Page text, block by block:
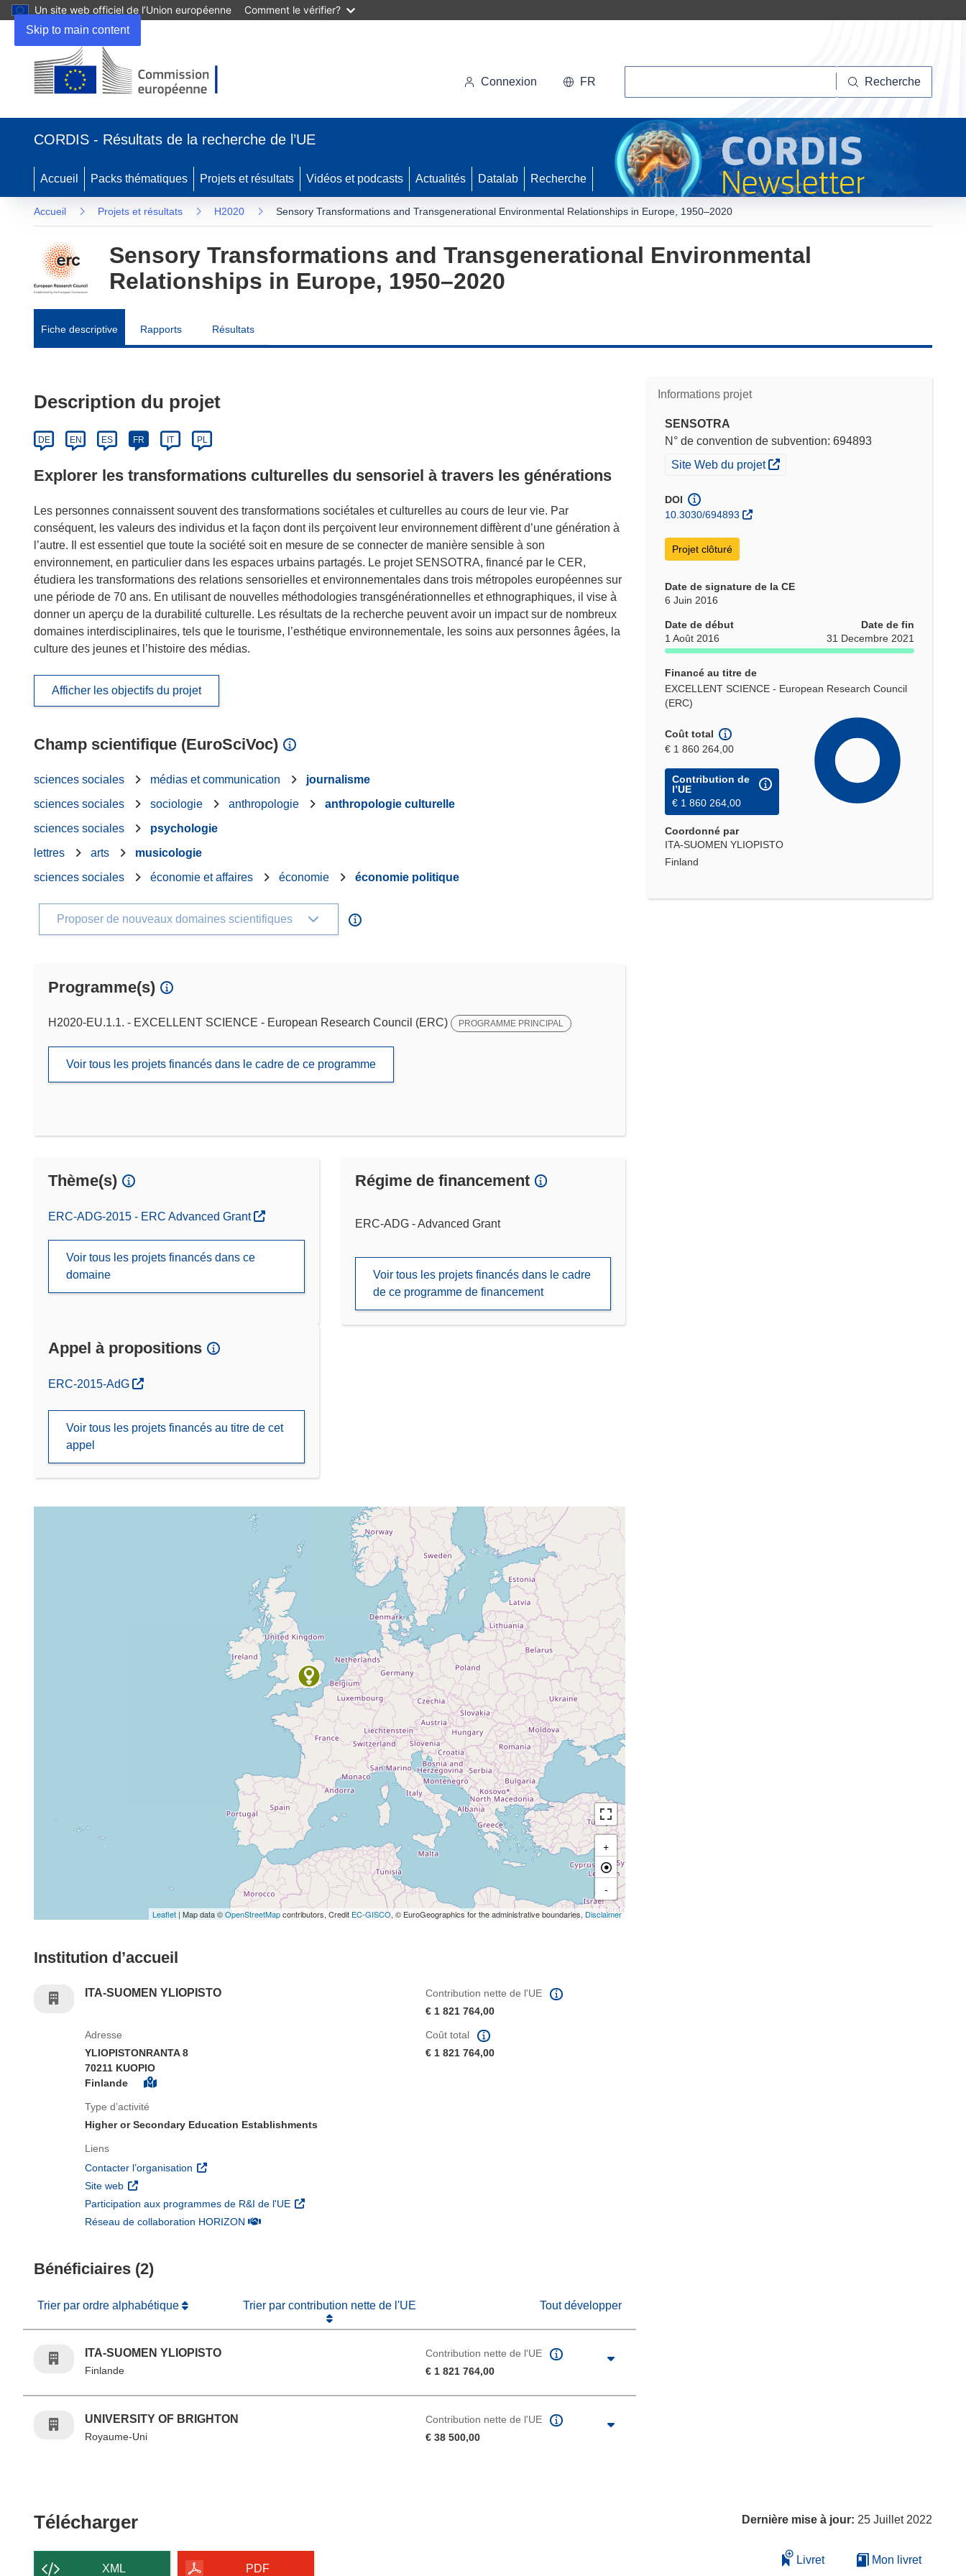
Skip to main content
Un site web officiel de l’Union européenne Comment le vérifier?
Connexion FR Recherche
CORDIS - Résultats de la recherche de l’UE
Accueil Packs thématiques Projets et résultats Vidéos et podcasts Actualités Datalab Recherche
Accueil Projets et résultats H2020 Sensory Transformations and Transgenerational Environmental Relationships in Europe, 1950–2020
Sensory Transformations and Transgenerational Environmental
Relationships in Europe, 1950–2020
Fiche descriptive Rapports Résultats
Informations projet
SENSOTRA
N° de convention de subvention: 694893
(s’ouvre dans une nouvelle fenêtre)
Site Web du projet
DOI
10.3030/694893
Projet clôturé
Date de signature de la CE
6 Juin 2016
Date de début
1 Août 2016
Date de fin
31 Decembre 2021
Financé au titre de
EXCELLENT SCIENCE - European Research Council
(ERC)
Coût total
€ 1 860 264,00
Contribution de
l’UE
€ 1 860 264,00
Coordonné par
ITA-SUOMEN YLIOPISTO
Finland
Description du projet
DE EN ES FR IT PL
Explorer les transformations culturelles du sensoriel à travers les générations
Les personnes connaissent souvent des transformations sociétales et culturelles au cours de leur vie. Par
conséquent, les valeurs des individus et la façon dont ils perçoivent leur environnement diffèrent d’une génération à
l’autre. Il est essentiel que toute la société soit en mesure de se connecter de manière sensible à son
environnement, en particulier dans les espaces urbains partagés. Le projet SENSOTRA, financé par le CER,
étudiera les transformations des relations sensorielles et environnementales dans trois métropoles européennes sur
une période de 70 ans. En utilisant de nouvelles méthodologies transgénérationnelles et ethnographiques, il vise à
donner un aperçu de la durabilité culturelle. Les résultats de la recherche peuvent avoir un impact sur de nombreux
domaines interdisciplinaires, tels que le tourisme, l’esthétique environnementale, les soins aux personnes âgées, la
culture des jeunes et l’histoire des médias.
Afficher les objectifs du projet
Champ scientifique (EuroSciVoc)
sciences sociales médias et communication
journalisme
sciences sociales
sociologie anthropologie
anthropologie culturelle
sciences sociales
psychologie
lettres
arts
musicologie
sciences sociales
économie et affaires économie économie politique
Proposer de nouveaux domaines scientifiques
Programme(s)
H2020-EU.1.1. - EXCELLENT SCIENCE - European Research Council (ERC) PROGRAMME PRINCIPAL
Voir tous les projets financés dans le cadre de ce programme
Thème(s)
ERC-ADG-2015 - ERC Advanced Grant
Voir tous les projets financés dans ce
domaine
Régime de financement
ERC-ADG - Advanced Grant
Voir tous les projets financés dans le cadre
de ce programme de financement
Appel à propositions
(s’ouvre dans une nouvelle fenêtre)
ERC-2015-AdG
Voir tous les projets financés au titre de cet
appel
+
-
Leaflet | Map data ©OpenStreetMapcontributors, Credit EC-GISCO, © EuroGeographics for the administrative boundaries, Disclaimer
Institution d’accueil
ITA-SUOMEN YLIOPISTO
Contribution nette de l'UE
€ 1 821 764,00
Adresse
YLIOPISTONRANTA 8
70211 KUOPIO
Finlande
Type d’activité
Higher or Secondary Education Establishments
Liens
Contacter l’organisation (s’ouvre dans une nouvelle fenêtre)
Site web (s’ouvre dans une nouvelle fenêtre)
Participation aux programmes de R&I de l'UE (s’ouvre dans une nouvelle fenêtre)
Réseau de collaboration HORIZON(s’ouvre dans une nouvelle fenêtre)
Coût total
€ 1 821 764,00
Bénéficiaires (2)
Trier par ordre alphabétique Trier par contribution nette de l'UE Tout développer
ITA-SUOMEN YLIOPISTO
Finlande
Contribution nette de l'UE
€ 1 821 764,00
UNIVERSITY OF BRIGHTON
Royaume-Uni
Contribution nette de l'UE
€ 38 500,00
TéléchargerTélécharger le contenu de la page
XML PDF
Dernière mise à jour: 25 Juillet 2022
Livret Mon livret